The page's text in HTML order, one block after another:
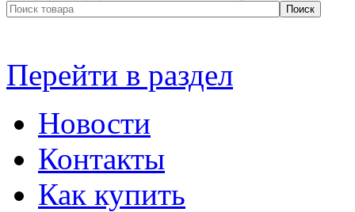
Перейти в раздел
Новости
Контакты
Как купить